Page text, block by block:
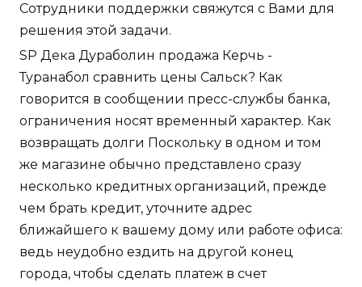
Сотрудники поддержки свяжутся с Вами для
решения этой задачи.
SP Дека Дураболин продажа Керчь -
Туранабол сравнить цены Сальск? Как
говорится в сообщении пресс-службы банка,
ограничения носят временный характер. Как
возвращать долги Поскольку в одном и том
же магазине обычно представлено сразу
несколько кредитных организаций, прежде
чем брать кредит, уточните адрес
ближайшего к вашему дому или работе офиса:
ведь неудобно ездить на другой конец
города, чтобы сделать платеж в счет